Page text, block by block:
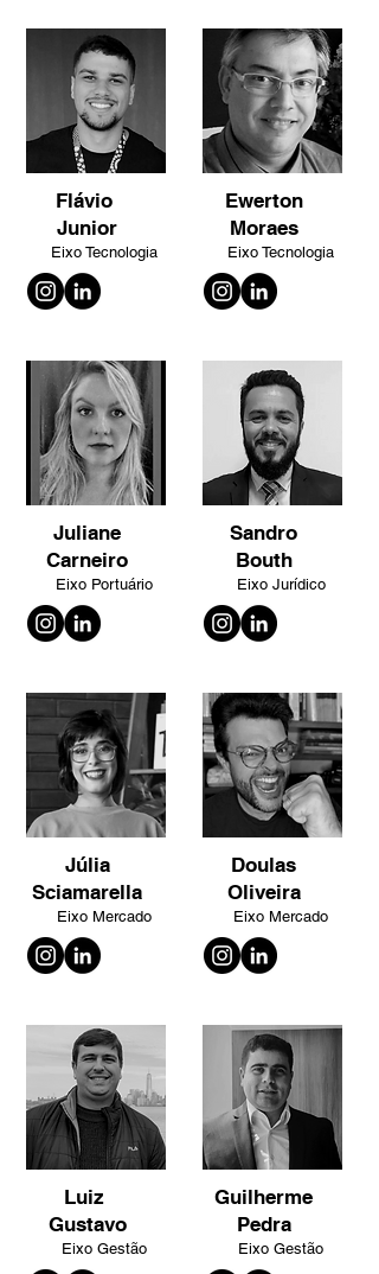
Flávio
Junior
Eixo Tecnologia
Juliane
Carneiro
Eixo Portuário
Júlia
Sciamarella
Eixo Mercado
Luiz
Gustavo
Eixo Gestão
Ewerton
Moraes
Eixo Tecnologia
Sandro
Bouth
Eixo Jurídico
Doulas
Oliveira
Eixo Mercado
Guilherme
Pedra
Eixo Gestão